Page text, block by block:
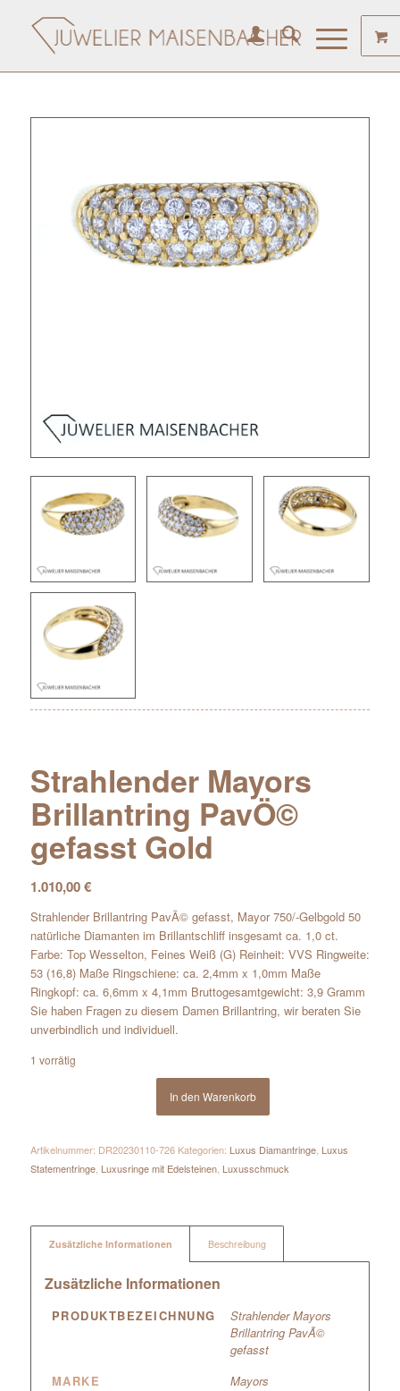
Strahlender Mayors
Brillantring PavÖ©
gefasst Gold
1.010,00€
Strahlender Brillantring PavÃ© gefasst, Mayor 750/-Gelbgold 50
natürliche Diamanten im Brillantschliff insgesamt ca. 1,0 ct.
Farbe: Top Wesselton, Feines Weiß (G) Reinheit: VVS Ringweite:
53 (16,8) Maße Ringschiene: ca. 2,4mm x 1,0mm Maße
Ringkopf: ca. 6,6mm x 4,1mm Bruttogesamtgewicht: 3,9 Gramm
Sie haben Fragen zu diesem Damen Brillantring, wir beraten Sie
unverbindlich und individuell.
1 vorrätig
In den Warenkorb
Artikelnummer: DR20230110-726 Kategorien: Luxus Diamantringe, Luxus
Statementringe, Luxusringe mit Edelsteinen, Luxusschmuck
Zusätzliche Informationen Beschreibung
Zusätzliche Informationen
PRODUKTBEZEICHNUNG
Strahlender Mayors
Brillantring PavÃ©
gefasst
MARKE
Mayors